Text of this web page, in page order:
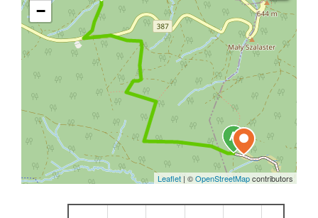
−
Leaflet | ©OpenStreetMapcontributors